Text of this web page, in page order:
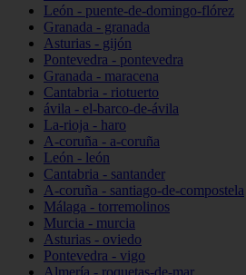
León - puente-de-domingo-flórez
Granada - granada
Asturias - gijón
Pontevedra - pontevedra
Granada - maracena
Cantabria - riotuerto
ávila - el-barco-de-ávila
La-rioja - haro
A-coruña - a-coruña
León - león
Cantabria - santander
A-coruña - santiago-de-compostela
Málaga - torremolinos
Murcia - murcia
Asturias - oviedo
Pontevedra - vigo
Almería - roquetas-de-mar